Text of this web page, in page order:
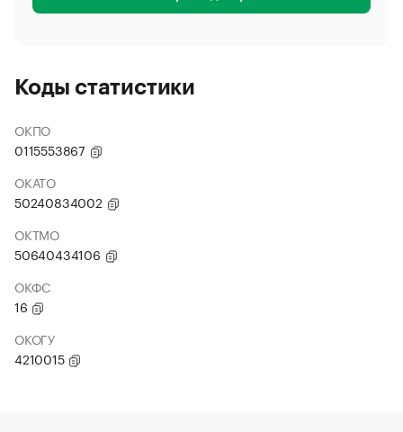
Коды статистики
ОКПО
0115553867
ОКАТО
50240834002
ОКТМО
50640434106
ОКФС
16
ОКОГУ
4210015